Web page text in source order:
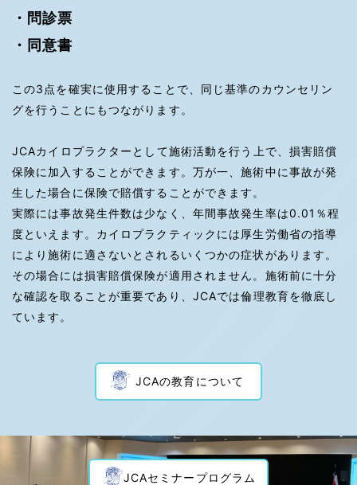
・問診票
・同意書
この3点を確実に使用することで、同じ基準のカウンセリン
グを行うことにもつながります。
JCAカイロプラクターとして施術活動を行う上で、損害賠償
保険に加入することができます。万が一、施術中に事故が発
生した場合に保険で賠償することができます。
実際には事故発生件数は少なく、年間事故発生率は0.01％程
度といえます。カイロプラクティックには厚生労働省の指導
により施術に適さないとされるいくつかの症状があります。
その場合には損害賠償保険が適用されません。施術前に十分
な確認を取ることが重要であり、JCAでは倫理教育を徹底し
ています。
JCAの教育について
JCAセミナープログラム